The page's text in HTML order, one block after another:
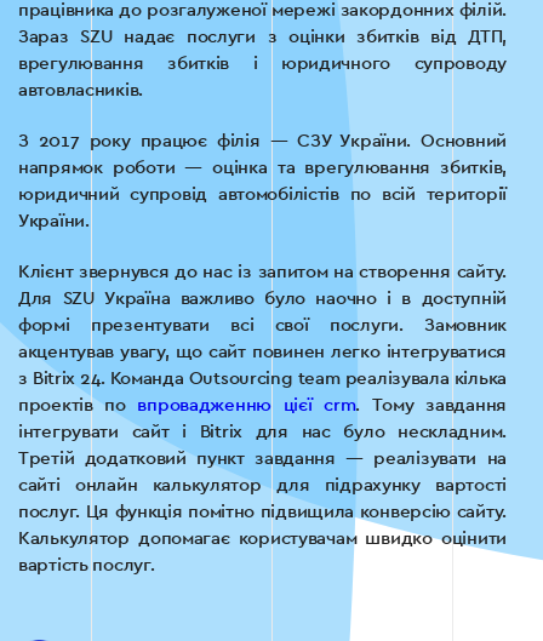
працівника до розгалуженої мережі закордонних філій.
Зараз SZU надає послуги з оцінки збитків від ДТП,
врегулювання збитків і юридичного супроводу
автовласників.
З 2017 року працює філія — ​​СЗУ України. Основний
напрямок роботи — оцінка та врегулювання збитків,
юридичний супровід автомобілістів по всій території
України.
Клієнт звернувся до нас із запитом на створення сайту.
Для SZU Україна важливо було наочно і в доступній
формі презентувати всі свої послуги. Замовник
акцентував увагу, що сайт повинен легко інтегруватися
з Bitrix 24. Команда Outsourcing team реалізувала кілька
проектів по впровадженню цієї crm. Тому завдання
інтегрувати сайт і Bitrix для нас було нескладним.
Третій додатковий пункт завдання — реалізувати на
сайті онлайн калькулятор для підрахунку вартості
послуг. Ця функція помітно підвищила конверсію сайту.
Калькулятор допомагає користувачам швидко оцінити
вартість послуг.